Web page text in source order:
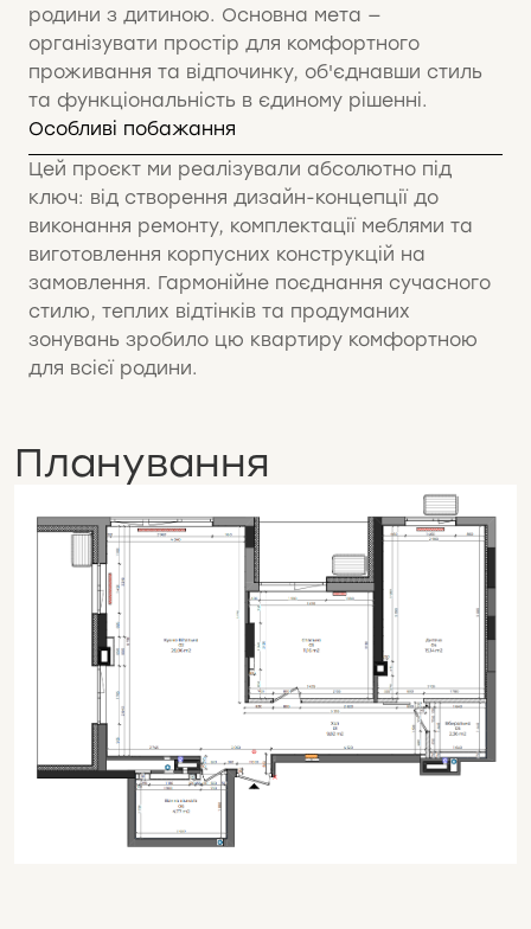
родини з дитиною. Основна мета —
організувати простір для комфортного
проживання та відпочинку, об'єднавши стиль
та функціональність в єдиному рішенні.
Особливі побажання
Цей проєкт ми реалізували абсолютно під
ключ: від створення дизайн-концепції до
виконання ремонту, комплектації меблями та
виготовлення корпусних конструкцій на
замовлення. Гармонійне поєднання сучасного
стилю, теплих відтінків та продуманих
зонувань зробило цю квартиру комфортною
для всієї родини.
Планування